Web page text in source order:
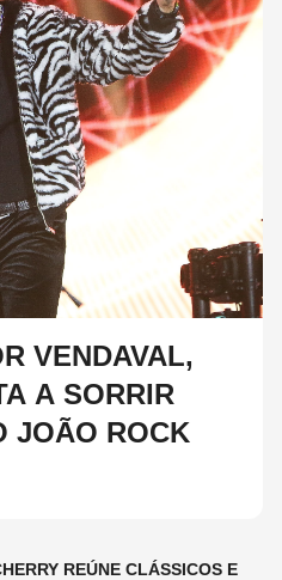
VENDAVAL,
A SORRIR
JOÃO ROCK
REÚNE CLÁSSICOS E